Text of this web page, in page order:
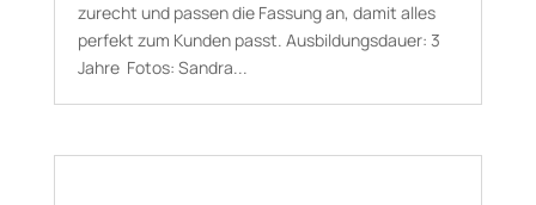
zurecht und passen die Fassung an, damit alles
perfekt zum Kunden passt. Aus­bildungs­dauer: 3
Jahre Fotos: Sandra...